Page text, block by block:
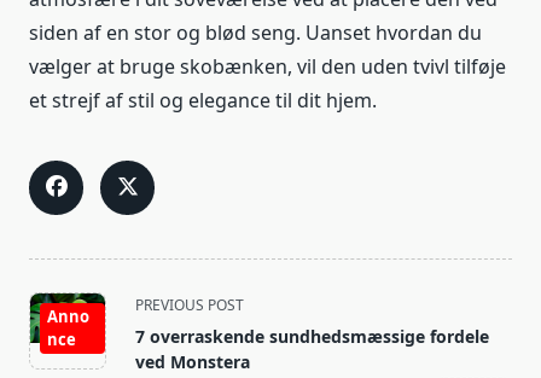
siden af en stor og blød seng. Uanset hvordan du
vælger at bruge skobænken, vil den uden tvivl tilføje
et strejf af stil og elegance til dit hjem.
<span
class="nav-
subtitle
Anno
nce
PREVIOUS POST
7 overraskende sundhedsmæssige fordele
ved Monstera